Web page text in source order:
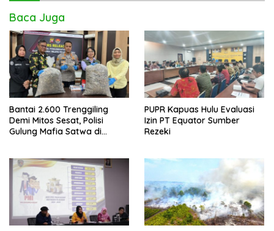
Baca Juga
Bantai 2.600 Trenggiling
Demi Mitos Sesat, Polisi
Gulung Mafia Satwa di
PUPR Kapuas Hulu Evaluasi
Izin PT Equator Sumber
Rezeki